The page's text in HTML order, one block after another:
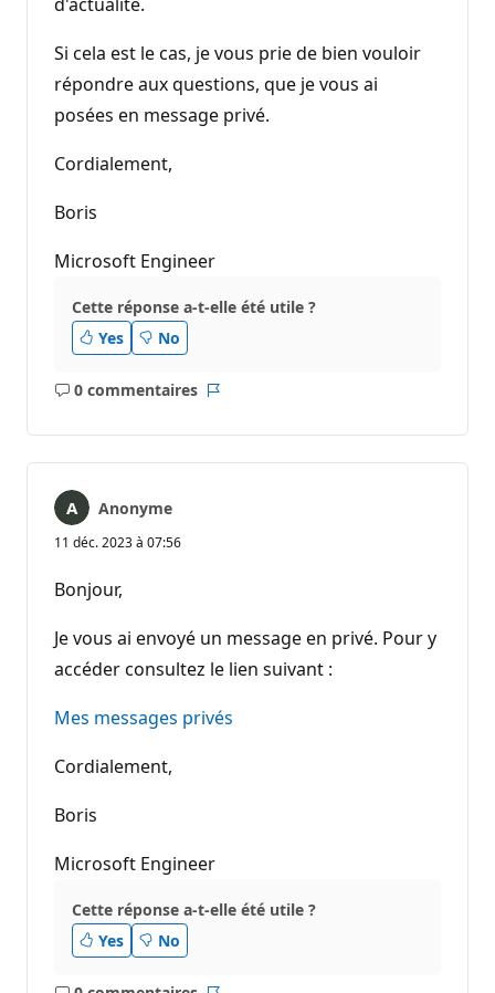
Si cela est le cas, je vous prie de bien vouloir
répondre aux questions, que je vous ai
posées en message privé.
Cordialement,
Boris
Microsoft Engineer
Cette réponse a-t-elle été utile ?
Yes
No
0 commentaires
Aucun
Anonyme
11 déc. 2023 à 07:56
Bonjour,
Je vous ai envoyé un message en privé. Pour y
accéder consultez le lien suivant :
Mes messages privés
Cordialement,
Boris
Microsoft Engineer
Cette réponse a-t-elle été utile ?
Yes
No